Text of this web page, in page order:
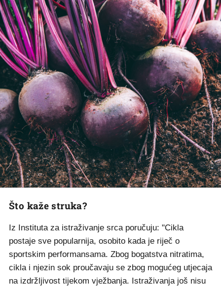
Što kaže struka?
Iz Instituta za istraživanje srca poručuju: "Cikla
postaje sve popularnija, osobito kada je riječ o
sportskim performansama. Zbog bogatstva nitratima,
cikla i njezin sok proučavaju se zbog mogućeg utjecaja
na izdržljivost tijekom vježbanja. Istraživanja još nisu